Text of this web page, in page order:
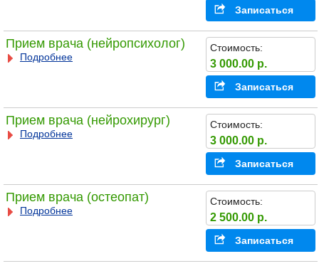
Записаться
Прием врача (нейропсихолог)
Подробнее
Стоимость:
3 000.00 р.
Записаться
Прием врача (нейрохирург)
Подробнее
Стоимость:
3 000.00 р.
Записаться
Прием врача (остеопат)
Подробнее
Стоимость:
2 500.00 р.
Записаться